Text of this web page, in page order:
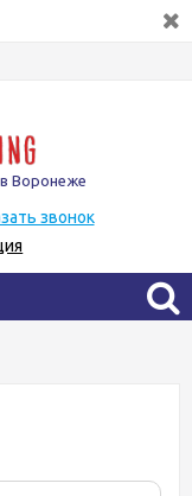
Воронеже
звонок